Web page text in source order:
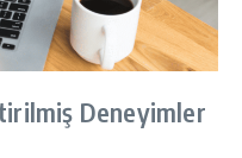
Deneyimler